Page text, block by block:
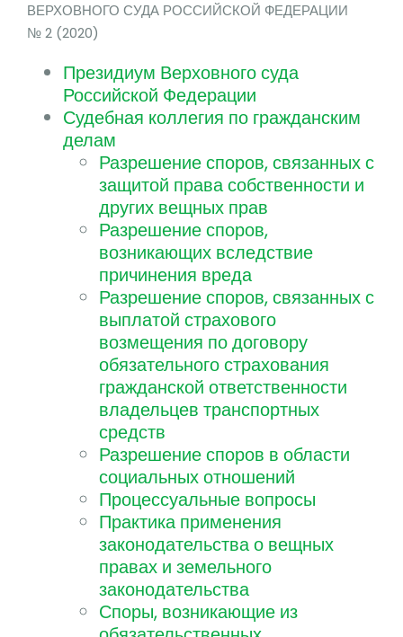
ВЕРХОВНОГО СУДА РОССИЙСКОЙ ФЕДЕРАЦИИ
№ 2 (2020)
Президиум Верховного суда
Российской Федерации
Судебная коллегия по гражданским
делам
Разрешение споров, связанных с
защитой права собственности и
других вещных прав
Разрешение споров,
возникающих вследствие
причинения вреда
Разрешение споров, связанных с
выплатой страхового
возмещения по договору
обязательного страхования
гражданской ответственности
владельцев транспортных
средств
Разрешение споров в области
социальных отношений
Процессуальные вопросы
Практика применения
законодательства о вещных
правах и земельного
законодательства
Споры, возникающие из